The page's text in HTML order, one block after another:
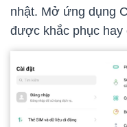
nhật. Mở ứng dụng
được khắc phục hay